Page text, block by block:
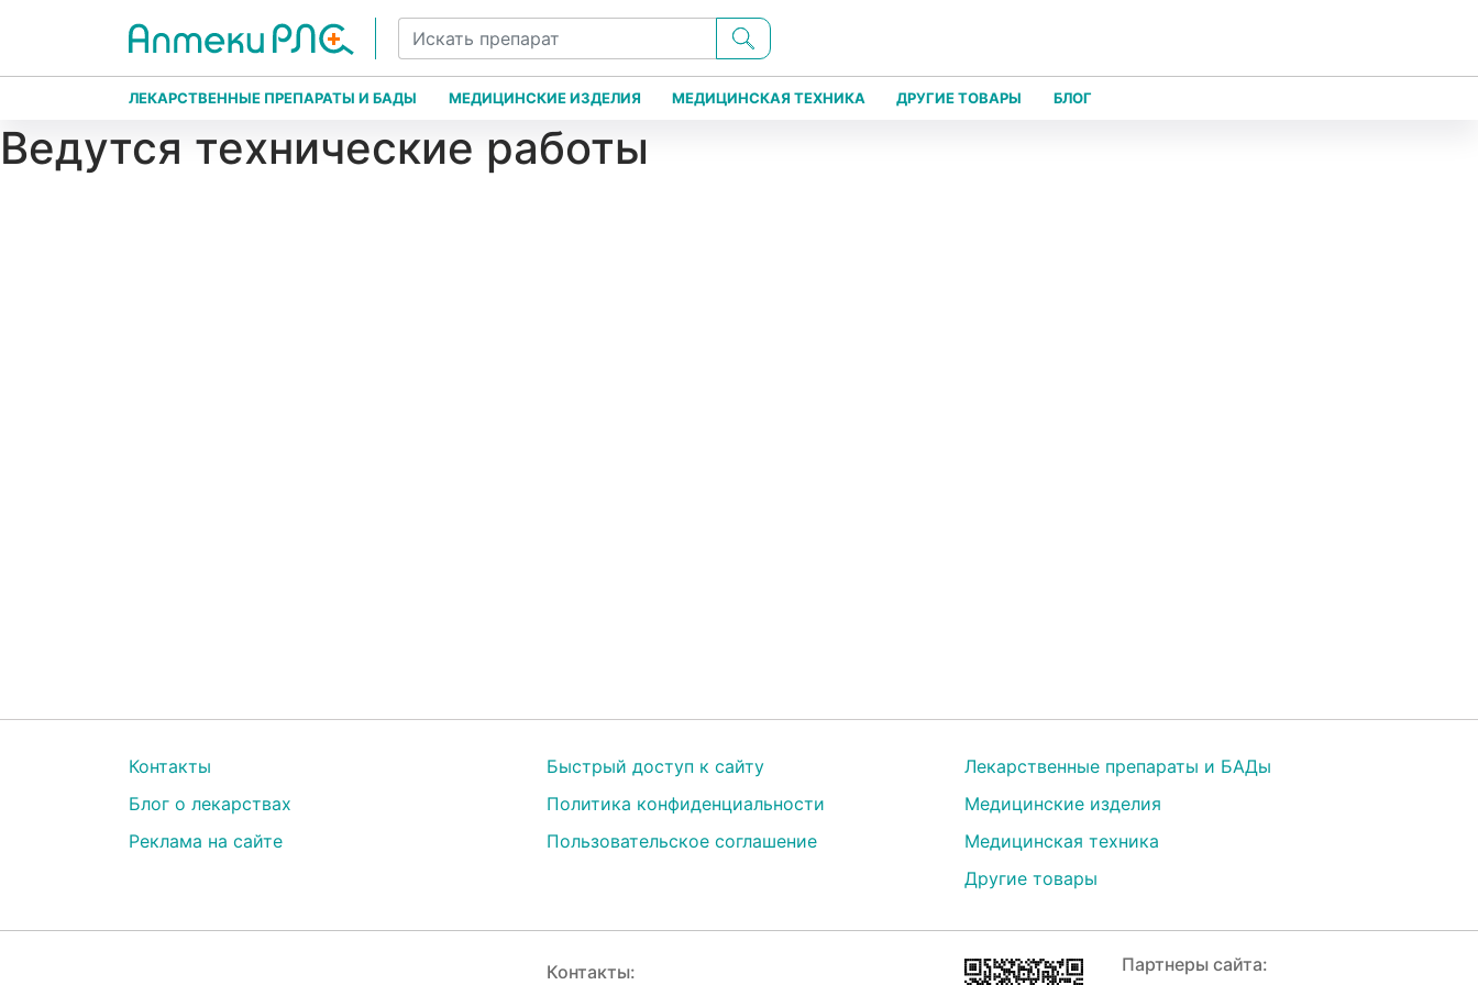
ЛЕКАРСТВЕННЫЕ ПРЕПАРАТЫ И БАДЫ МЕДИЦИНСКИЕ ИЗДЕЛИЯ МЕДИЦИНСКАЯ ТЕХНИКА ДРУГИЕ ТОВАРЫ БЛОГ
Ведутся технические работы
Контакты
Блог о лекарствах
Реклама на сайте
Быстрый доступ к сайту
Политика конфиденциальности
Пользовательское соглашение
Лекарственные препараты и БАДы
Медицинские изделия
Медицинская техника
Другие товары
Контакты: Партнеры сайта: